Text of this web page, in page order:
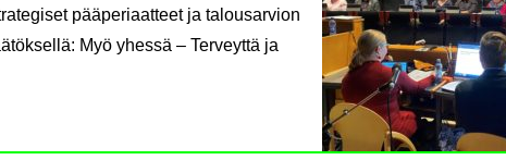
pääperiaatteet ja talousarvion
Myö yhessä – Terveyttä ja